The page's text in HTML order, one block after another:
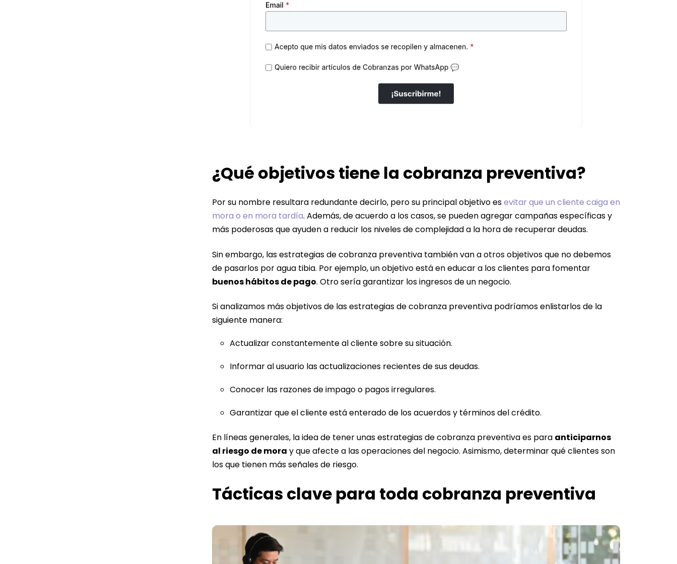
¿Qué objetivos tiene la cobranza preventiva?
Por su nombre resultara redundante decirlo, pero su principal objetivo esevitar que un cliente caiga en
mora o en mora tardía. Además, de acuerdo a los casos, se pueden agregar campañas específicas y
más poderosas que ayuden a reducir los niveles de complejidad a la hora de recuperar deudas.
Sin embargo, las estrategias de cobranza preventiva también van a otros objetivos que no debemos
de pasarlos por agua tibia. Por ejemplo, un objetivo está en educar a los clientes para fomentar
buenos hábitos de pago. Otro sería garantizar los ingresos de un negocio.
Si analizamos más objetivos de las estrategias de cobranza preventiva podríamos enlistarlos de la
siguiente manera:
Actualizar constantemente al cliente sobre su situación.
Informar al usuario las actualizaciones recientes de sus deudas.
Conocer las razones de impago o pagos irregulares.
Garantizar que el cliente está enterado de los acuerdos y términos del crédito.
En líneas generales, la idea de tener unas estrategias de cobranza preventiva es para anticiparnos
al riesgo de mora y que afecte a las operaciones del negocio. Asimismo, determinar qué clientes son
los que tienen más señales de riesgo.
Tácticas clave para toda cobranza preventiva